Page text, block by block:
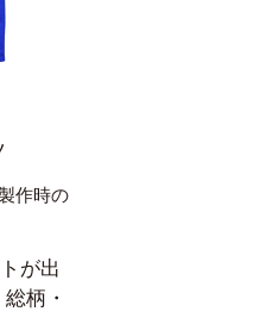
作時の
が出
柄・